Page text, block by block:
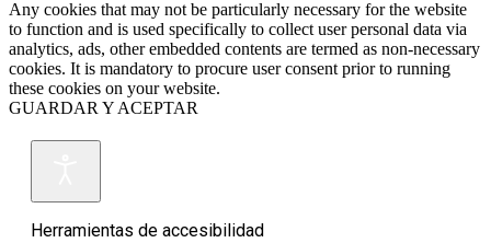
Any cookies that may not be particularly necessary for the website
to function and is used specifically to collect user personal data via
analytics, ads, other embedded contents are termed as non-necessary
cookies. It is mandatory to procure user consent prior to running
these cookies on your website.
GUARDAR Y ACEPTAR
Herramientas de accesibilidad